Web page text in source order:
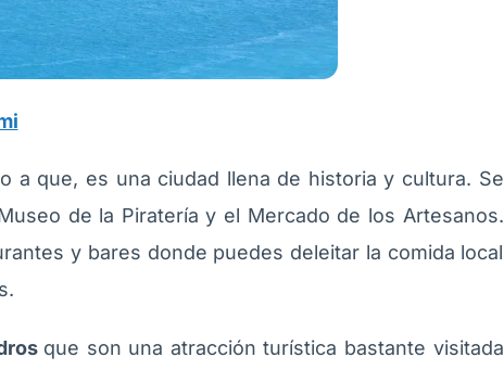
a que, es una ciudad llena de historia y cultura. Se
de la Piratería y el Mercado de los Artesanos.
y bares donde puedes deleitar la comida local
que son una atracción turística bastante visitada